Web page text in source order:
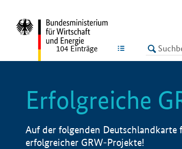
LISTE
104 Einträge
Erfolgreiche
Auf der folgenden Deutschlandkarte
erfolgreicher GRW-Projekte!